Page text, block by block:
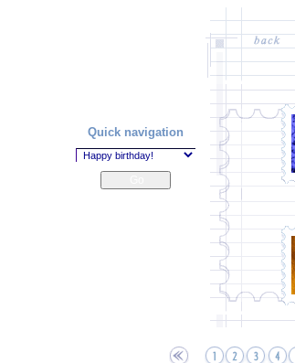
Quick navigation